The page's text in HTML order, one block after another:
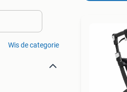
Wis de categorie